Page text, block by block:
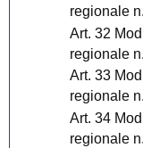
regionale
Art. 32
regionale
Art. 33
regionale
Art. 34
regionale